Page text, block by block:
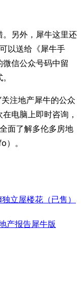
另外，犀牛这里还
以送给《犀牛手
信公众号码中留
注地产犀牛的公众
电脑上即时咨询，
面了解多伦多房地
。
立屋楼花（已售）
产报告犀牛版